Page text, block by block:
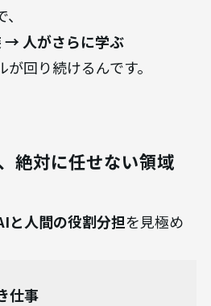
→ 人がさらに学ぶ
回り続けるんです。
絶対に任せない領域
と人間の役割分担を見極め
仕事